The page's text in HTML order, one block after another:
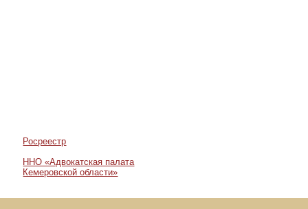
Росреестр
ННО «Адвокатская палата
Кемеровской области»